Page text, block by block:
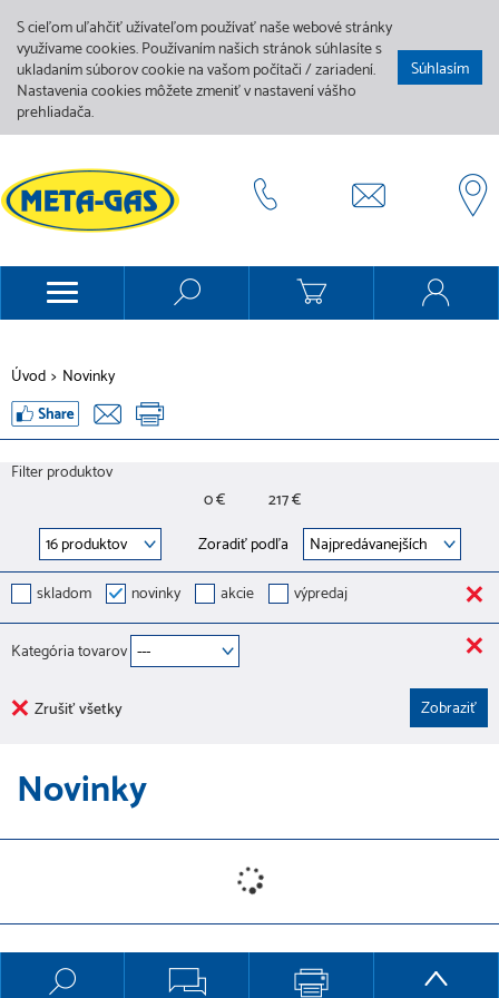
S cieľom uľahčiť užívateľom používať naše webové stránky
využívame cookies. Používaním našich stránok súhlasíte s
ukladaním súborov cookie na vašom počítači / zariadení.
Nastavenia cookies môžete zmeniť v nastavení vášho
prehliadača.
Súhlasím
Úvod > Novinky
Filter produktov
0 €
217 €
Zoradiť podľa
skladom
novinky akcie výpredaj
Kategória tovarov
Zrušiť všetky
Novinky